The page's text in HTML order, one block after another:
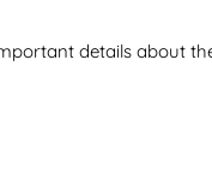
details about